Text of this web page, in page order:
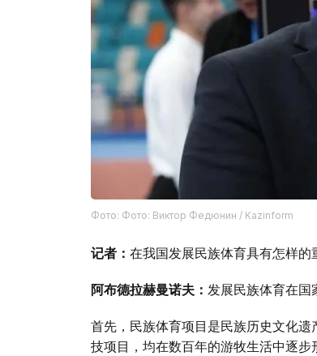
Фото: Фото: Виктор Федюнин / Kazinform
记者： 在我国发展民族体育具有怎样的
阿布德拉赫曼诺夫： 发展民族体育在国
首先，民族体育项目是民族历史文化
技项目，均在数百年的游牧生活中逐